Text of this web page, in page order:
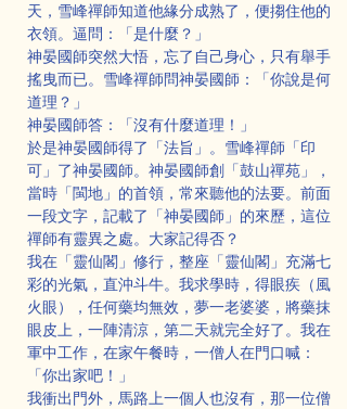
天，雪峰禪師知道他緣分成熟了，便搊住他的
衣領。逼問：「是什麼？」
神晏國師突然大悟，忘了自己身心，只有舉手
搖曳而已。雪峰禪師問神晏國師：「你說是何
道理？」
神晏國師答：「沒有什麼道理！」
於是神晏國師得了「法旨」。雪峰禪師「印
可」了神晏國師。神晏國師創「鼓山禪苑」，
當時「閩地」的首領，常來聽他的法要。前面
一段文字，記載了「神晏國師」的來歷，這位
禪師有靈異之處。大家記得否？
我在「靈仙閣」修行，整座「靈仙閣」充滿七
彩的光氣，直沖斗牛。我求學時，得眼疾（風
火眼），任何藥均無效，夢一老婆婆，將藥抹
眼皮上，一陣清涼，第二天就完全好了。我在
軍中工作，在家午餐時，一僧人在門口喊：
「你出家吧！」
我衝出門外，馬路上一個人也沒有，那一位僧